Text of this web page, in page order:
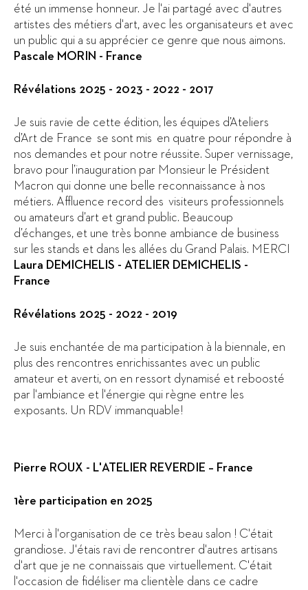
Laura DEMICHELIS - ATELIER DEMICHELIS -
France
Révélations 2025 - 2022 - 2019
Je suis enchantée de ma participation à la biennale, en
plus des rencontres enrichissantes avec un public
amateur et averti, on en ressort dynamisé et reboosté
par l'ambiance et l'énergie qui règne entre les
exposants. Un RDV immanquable!
Pascale MORIN - France
Révélations 2025 - 2023 - 2022 - 2017
Je suis ravie de cette édition, les équipes d’Ateliers
d’Art de France se sont mis en quatre pour répondre à
nos demandes et pour notre réussite. Super vernissage,
bravo pour l’inauguration par Monsieur le Président
Macron qui donne une belle reconnaissance à nos
métiers. Affluence record des visiteurs professionnels
ou amateurs d’art et grand public. Beaucoup
d’échanges, et une très bonne ambiance de business
sur les stands et dans les allées du Grand Palais. MERCI
été un immense honneur. Je l'ai partagé avec d'autres
artistes des métiers d'art, avec les organisateurs et avec
un public qui a su apprécier ce genre que nous aimons.
Pierre ROUX - L'ATELIER REVERDIE – France
1ère participation en 2025
Merci à l'organisation de ce très beau salon ! C'était
grandiose. J'étais ravi de rencontrer d'autres artisans
d'art que je ne connaissais que virtuellement. C'était
l'occasion de fidéliser ma clientèle dans ce cadre